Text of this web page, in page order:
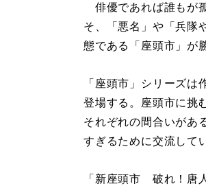
俳優であれば誰もが
そ、「悪名」や「兵隊
態である「座頭市」が
「座頭市」シリーズ
登場する。座頭市に挑
それぞれの間合いがあ
すぎるために交流して
「新座頭市 破れ！唐